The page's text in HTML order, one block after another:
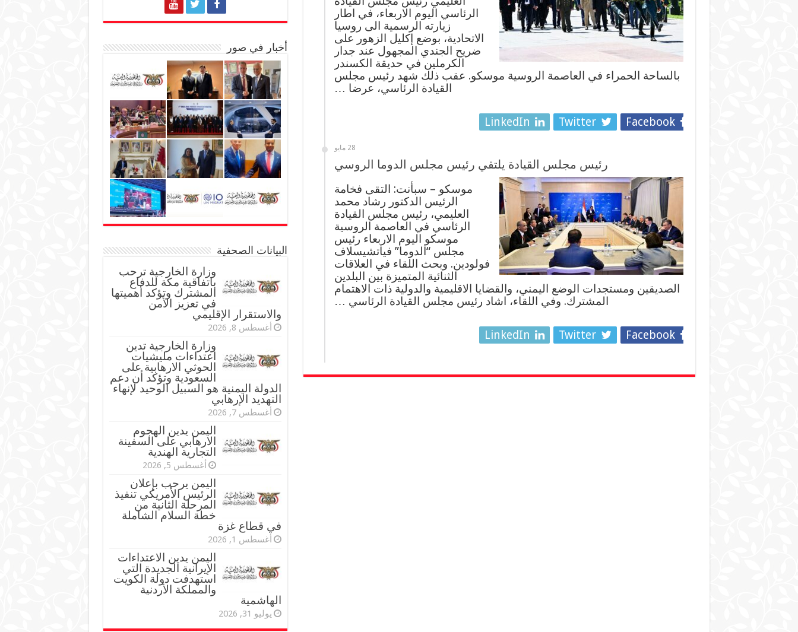
الرئاسي اليوم الاربعاء، في اطار
زيارته الرسمية الى روسيا
الاتحادية، بوضع إكليل الزهور على
ضريح الجندي المجهول عند جدار
الكرملين في حديقة الكسندر
بالساحة الحمراء في العاصمة الروسية موسكو. عقب ذلك شهد رئيس مجلس
القيادة الرئاسي، عرضا …
Facebook
Twitter
LinkedIn
28 مايو
رئيس مجلس القيادة يلتقي رئيس مجلس الدوما الروسي
موسكو – سبأنت: التقى فخامة
الرئيس الدكتور رشاد محمد
العليمي، رئيس مجلس القيادة
الرئاسي في العاصمة الروسية
موسكو اليوم الاربعاء رئيس
مجلس “الدوما” فياتشيسلاف
فولودين. وبحث اللقاء في العلاقات
الثنائية المتميزة بين البلدين
الصديقين ومستجدات الوضع اليمني، والقضايا الاقليمية والدولية ذات الاهتمام
المشترك. وفي اللقاء، اشاد رئيس مجلس القيادة الرئاسي …
Facebook
Twitter
LinkedIn
أخبار في صور
البيانات الصحفية
وزارة الخارجية ترحب
باتفاقية مكة للدفاع
المشترك وتؤكد أهميتها
في تعزيز الأمن
والاستقرار الإقليمي
أغسطس 8, 2026
وزارة الخارجية تدين
اعتداءات مليشيات
الحوثي الارهابية على
السعودية وتؤكد أن دعم
الدولة اليمنية هو السبيل الوحيد لإنهاء
التهديد الإرهابي
أغسطس 7, 2026
اليمن يدين الهجوم
الارهابي على السفينة
التجارية الهندية
أغسطس 5, 2026
اليمن يرحب بإعلان
الرئيس الأمريكي تنفيذ
المرحلة الثانية من
خطة السلام الشاملة
في قطاع غزة
أغسطس 1, 2026
اليمن يدين الاعتداءات
الإيرانية الجديدة التي
استهدفت دولة الكويت
والمملكة الأردنية
الهاشمية
يوليو 31, 2026